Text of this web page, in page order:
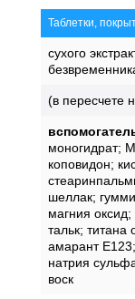
Таблетки,
сухого
(в пересчете
моногидрат;
коповидон;
шеллак;
магния
тальк; титана
амарант
натрия
воск